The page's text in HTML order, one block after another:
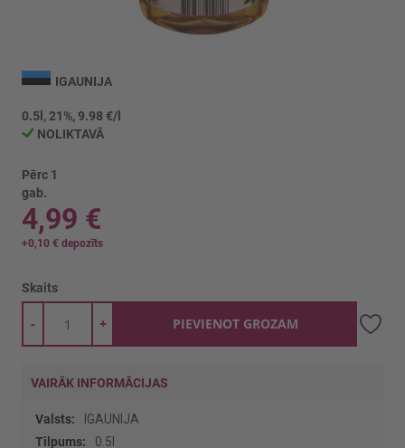
uz
sākumu
IGAUNIJA
0.5l, 21%, 9.98 €/l
NOLIKTAVĀ
Pērc 1
gab.
4,99 €
+0,10 € depozīts
Skaits
+
- PIEVIENOT GROZAM
VAIRĀK INFORMĀCIJAS
Vairāk
informācijas
IGAUNIJA
0.5l